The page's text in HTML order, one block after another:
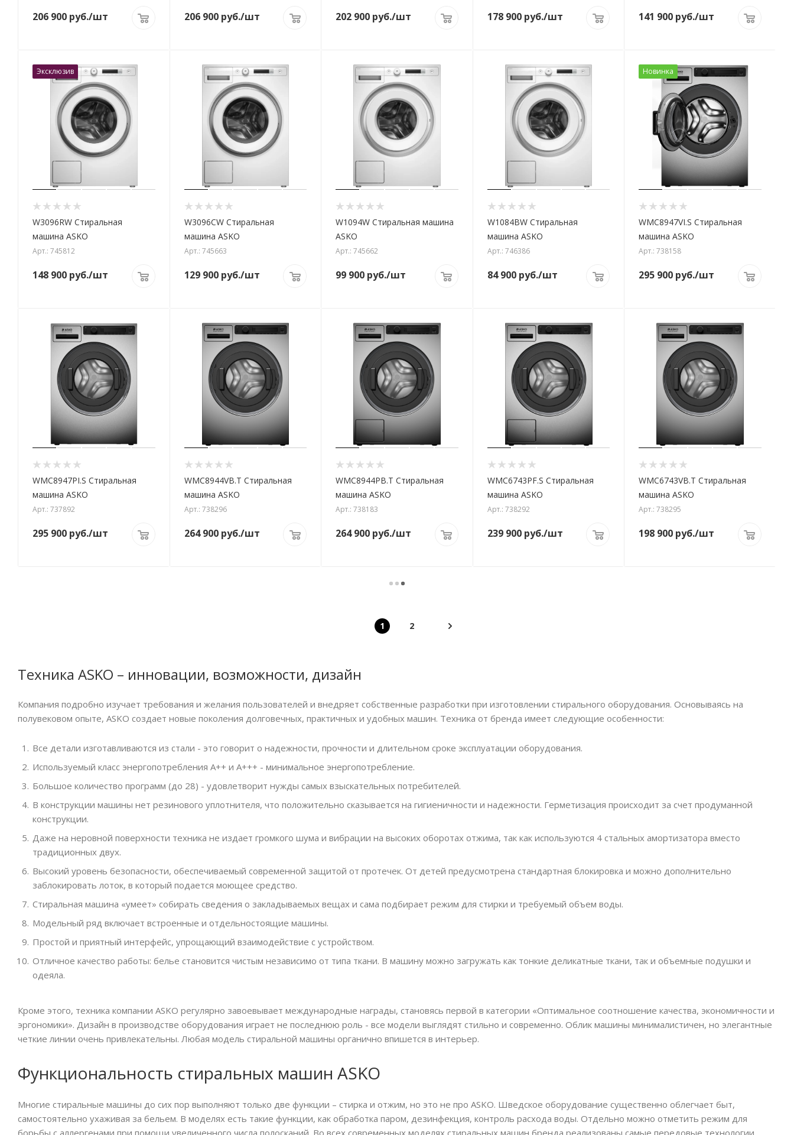
206 900 руб./шт 206 900руб./шт 202 900 руб./шт 178 900руб./шт 141 900 руб./шт
Эксклюзив
W3096RW Стиральная
машина ASKO
Арт.: 745812
148 900 руб./шт
W3096CW Стиральная
машина ASKO
Арт.: 745663
129 900руб./шт
W1094W Стиральная машина
ASKO
Арт.: 745662
99 900 руб./шт
W1084BW Стиральная
машина ASKO
Арт.: 746386
84 900руб./шт
Новинка
WMC8947VI.S Стиральная
машина ASKO
Арт.: 738158
295 900 руб./шт
WMC8947PI.S Стиральная
машина ASKO
Арт.: 737892
295 900 руб./шт
WMC8944VB.T Стиральная
машина ASKO
Арт.: 738296
264 900руб./шт
WMC8944PB.T Стиральная
машина ASKO
Арт.: 738183
264 900 руб./шт
WMC6743PF.S Стиральная
машина ASKO
Арт.: 738292
239 900руб./шт
WMC6743VB.T Стиральная
машина ASKO
Арт.: 738295
198 900 руб./шт
1 2
Техника ASKO – инновации, возможности, дизайн
Компания подробно изучает требования и желания пользователей и внедряет собственные разработки при изготовлении стирального оборудования. Основываясь на
полувековом опыте, ASKO создает новые поколения долговечных, практичных и удобных машин. Техника от бренда имеет следующие особенности:
Все детали изготавливаются из стали - это говорит о надежности, прочности и длительном сроке эксплуатации оборудования.
Используемый класс энергопотребления А++ и А+++ - минимальное энергопотребление.
Большое количество программ (до 28) - удовлетворит нужды самых взыскательных потребителей.
В конструкции машины нет резинового уплотнителя, что положительно сказывается на гигиеничности и надежности. Герметизация происходит за счет продуманной
конструкции.
Даже на неровной поверхности техника не издает громкого шума и вибрации на высоких оборотах отжима, так как используются 4 стальных амортизатора вместо
традиционных двух.
Высокий уровень безопасности, обеспечиваемый современной защитой от протечек. От детей предусмотрена стандартная блокировка и можно дополнительно
заблокировать лоток, в который подается моющее средство.
Стиральная машина «умеет» собирать сведения о закладываемых вещах и сама подбирает режим для стирки и требуемый объем воды.
Модельный ряд включает встроенные и отдельностоящие машины.
Простой и приятный интерфейс, упрощающий взаимодействие с устройством.
Отличное качество работы: белье становится чистым независимо от типа ткани. В машину можно загружать как тонкие деликатные ткани, так и объемные подушки и
одеяла.
Кроме этого, техника компании ASKO регулярно завоевывает международные награды, становясь первой в категории «Оптимальное соотношение качества, экономичности и
эргономики». Дизайн в производстве оборудования играет не последнюю роль - все модели выглядят стильно и современно. Облик машины минималистичен, но элегантные
четкие линии очень привлекательны. Любая модель стиральной машины органично впишется в интерьер.
Функциональность стиральных машин ASKO
Многие стиральные машины до сих пор выполняют только две функции – стирка и отжим, но это не про ASKO. Шведское оборудование существенно облегчает быт,
самостоятельно ухаживая за бельем. В моделях есть такие функции, как обработка паром, дезинфекция, контроль расхода воды. Отдельно можно отметить режим для